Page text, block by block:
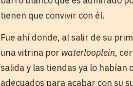
tienen que convivir con él.
Fue ahí donde, al salir de su
una vitrina por waterlooplein,
salida y las tiendas ya lo habían
adecuados para acabar con su